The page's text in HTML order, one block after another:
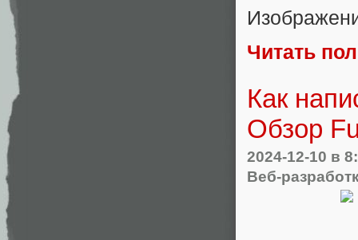
Читать
Как
Обзор
2024-12-10 в
Веб-